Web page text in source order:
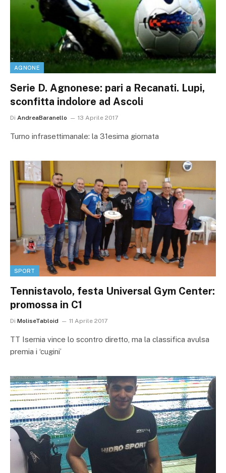
AGNONE
Serie D. Agnonese: pari a Recanati. Lupi,
sconfitta indolore ad Ascoli
Di AndreaBaranello 13 Aprile 2017
Turno infrasettimanale: la 31esima giornata
SPORT
Tennistavolo, festa Universal Gym Center:
promossa in C1
Di MoliseTabloid 11 Aprile 2017
TT Isernia vince lo scontro diretto, ma la classifica avulsa
premia i ‘cugini’